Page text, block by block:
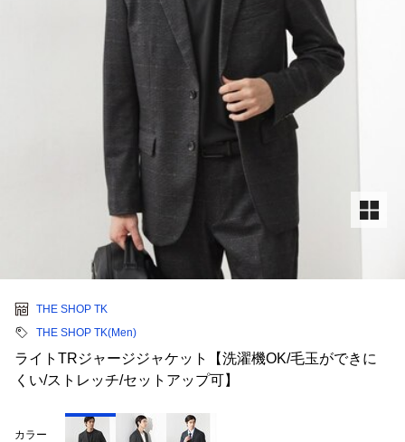
THE SHOP TK
THE SHOP TK(Men)
ライトTRジャージジャケット【洗濯機OK/毛玉ができに
くい/ストレッチ/セットアップ可】
カラー